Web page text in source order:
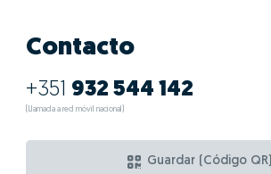
Contacto
+351 932 544 142
(Llamada a red móvil nacional)
Guardar (Código QR)